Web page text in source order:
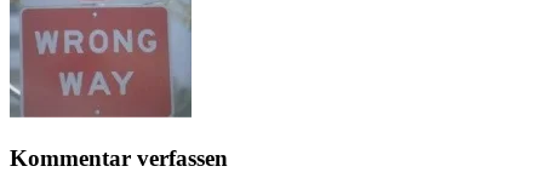
Kommentar verfassen